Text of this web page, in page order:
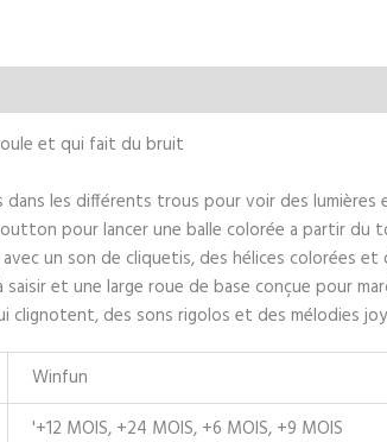
et qui fait du bruit
dans les différents trous pour voir des
pour lancer une balle colorée a partir du
un son de cliquetis, des hélices colorées
saisir et une large roue de base conçue pour
clignotent, des sons rigolos et des mélodies
Winfun
'+12 MOIS, +24 MOIS, +6 MOIS, +9 MOIS